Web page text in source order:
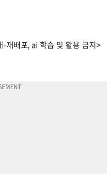
재배포, ai 학습 및 활용 금지>